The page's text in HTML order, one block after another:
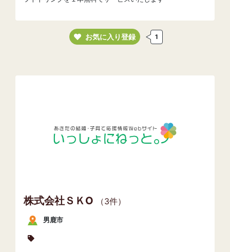
お気に入り登録 1
株式会社ＳＫО （3件）
男鹿市